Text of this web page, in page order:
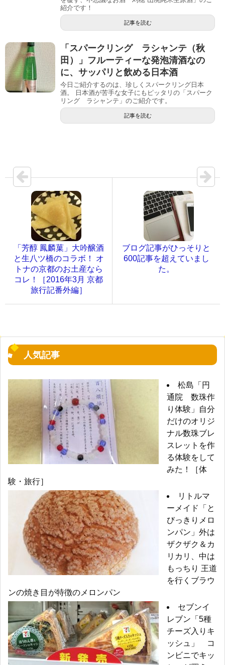
紹介です！
記事を読む
「スパークリング ラシャンテ（秋
田）」フルーティーな発泡清酒なの
に、サッパリと飲める日本酒
今日ご紹介するのは、珍しくスパークリング日本
酒。 日本酒が苦手な女子にもピッタリの「スパーク
リング ラシャンテ」のご紹介です。
記事を読む
「芳醇 鳳麟菓」大吟醸酒
と生八ツ橋のコラボ！ オ
トナの京都のお土産なら
コレ！［2016年3月 京都
旅行記番外編］
ブログ記事がひっそりと
600記事を超えていまし
た。
人気記事
松島「円
通院 数珠作
り体験」自分
だけのオリジ
ナル数珠ブレ
スレットを作
る体験をして
みた！［体
験・旅行］
リトルマ
ーメイド「と
びっきりメロ
ンパン」外は
ザクザク＆カ
リカリ、中は
もっちり 王道
を行くブラウ
ンの焼き目が特徴のメロンパン
セブンイ
レブン「5種
チーズ入りキ
ッシュ」 コ
ンビニでキッ